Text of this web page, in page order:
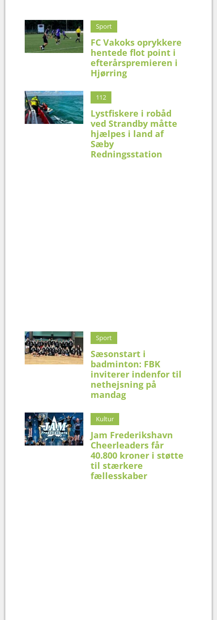
Sport
FC Vakoks oprykkere
hentede flot point i
efterårspremieren i
Hjørring
112
Lystfiskere i robåd
ved Strandby måtte
hjælpes i land af
Sæby
Redningsstation
Sport
Sæsonstart i
badminton: FBK
inviterer indenfor til
nethejsning på
mandag
Kultur
Jam Frederikshavn
Cheerleaders får
40.800 kroner i støtte
til stærkere
fællesskaber